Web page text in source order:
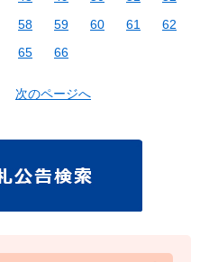
58 59 60 61
62
65 66
次のページへ